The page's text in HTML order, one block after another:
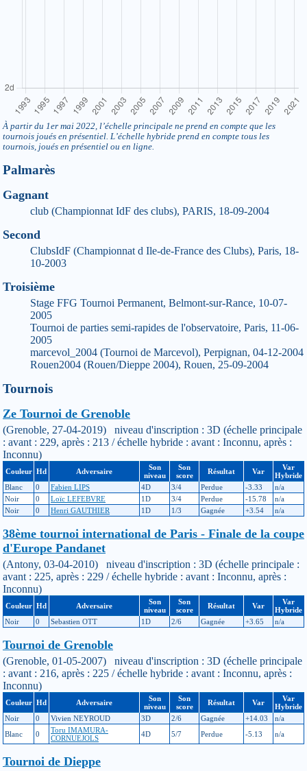
À partir du 1er mai 2022, l’échelle principale ne prend en compte que les
tournois joués en présentiel. L’échelle hybride prend en compte tous les
tournois, joués en présentiel ou en ligne.
Palmarès
Gagnant
club (Championnat IdF des clubs), PARIS, 18-09-2004
Second
ClubsIdF (Championnat d Ile-de-France des Clubs), Paris, 18-
10-2003
Troisième
Stage FFG Tournoi Permanent, Belmont-sur-Rance, 10-07-
2005
Tournoi de parties semi-rapides de l'observatoire, Paris, 11-06-
2005
marcevol_2004 (Tournoi de Marcevol), Perpignan, 04-12-2004
Rouen2004 (Rouen/Dieppe 2004), Rouen, 25-09-2004
Tournois
Ze Tournoi de Grenoble
(Grenoble, 27-04-2019) niveau d'inscription : 3D (échelle principale
: avant : 229, après : 213 / échelle hybride : avant : Inconnu, après :
Inconnu)
Couleur Hd Adversaire
Son
niveau
Son
score
Résultat Var
Var
Hybride
Blanc
0 Fabien LIPS 4D 3/4 Perdue -3.33
n/a
Noir
0 Loïc LEFEBVRE 1D 3/4 Perdue -15.78
n/a
Noir
0 Henri GAUTHIER 1D 1/3 Gagnée +3.54 n/a
38ème tournoi international de Paris - Finale de la coupe
d'Europe Pandanet
(Antony, 03-04-2010) niveau d'inscription : 3D (échelle principale :
avant : 225, après : 229 / échelle hybride : avant : Inconnu, après :
Inconnu)
Couleur Hd Adversaire
Son
niveau
Son
score
Résultat Var
Var
Hybride
Noir
0 Sebastien OTT 1D 2/6 Gagnée +3.65 n/a
Tournoi de Grenoble
(Grenoble, 01-05-2007) niveau d'inscription : 3D (échelle principale
: avant : 216, après : 225 / échelle hybride : avant : Inconnu, après :
Inconnu)
Couleur Hd Adversaire
Son
niveau
Son
score
Résultat Var
Var
Hybride
Noir
0 Vivien NEYROUD 3D 2/6 Gagnée +14.03
n/a
Blanc
0
Toru IMAMURA-
CORNUEJOLS
4D 5/7 Perdue -5.13 n/a
Tournoi de Dieppe